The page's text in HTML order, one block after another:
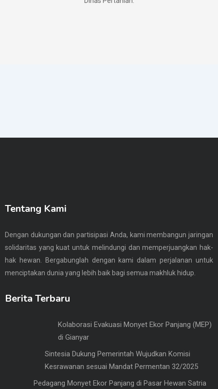
Tentang Kami
Dengan dukungan dan partisipasi Anda, kami membangun jaringan
solidaritas yang kuat untuk melindungi dan memperjuangkan hak-
hak hewan. Bergabunglah dengan kami dalam perjalanan untuk
menciptakan dunia yang lebih baik bagi semua makhluk hidup.
Berita Terbaru
Kolaborasi Evakuasi Monyet Ekor Panjang (MEP)
di Gianyar
Sintesia Dukung Pemerintah Wujudkan Komisi
Kesrawanan sesuai Mandat Permentan 32/2025
Pedagang Monyet Ekor Panjang di Pasar Hewan Satria